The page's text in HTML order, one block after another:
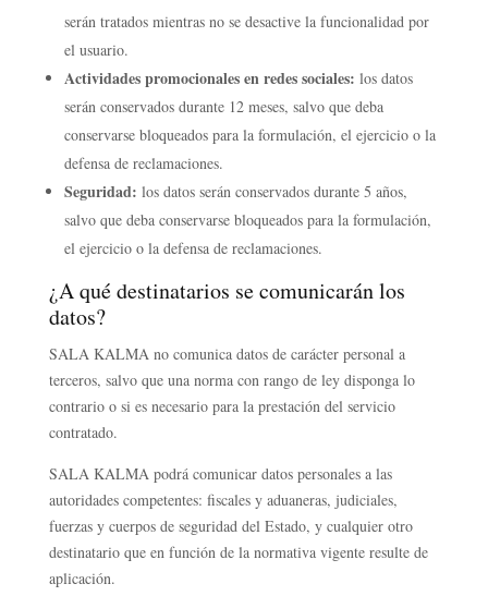
serán tratados mientras no se desactive la funcionalidad por
el usuario.
Actividades promocionales en redes sociales: los datos
serán conservados durante 12 meses, salvo que deba
conservarse bloqueados para la formulación, el ejercicio o la
defensa de reclamaciones.
Seguridad: los datos serán conservados durante 5 años,
salvo que deba conservarse bloqueados para la formulación,
el ejercicio o la defensa de reclamaciones.
¿A qué destinatarios se comunicarán los
datos?
SALA KALMA no comunica datos de carácter personal a
terceros, salvo que una norma con rango de ley disponga lo
contrario o si es necesario para la prestación del servicio
contratado.
SALA KALMA podrá comunicar datos personales a las
autoridades competentes: fiscales y aduaneras, judiciales,
fuerzas y cuerpos de seguridad del Estado, y cualquier otro
destinatario que en función de la normativa vigente resulte de
aplicación.